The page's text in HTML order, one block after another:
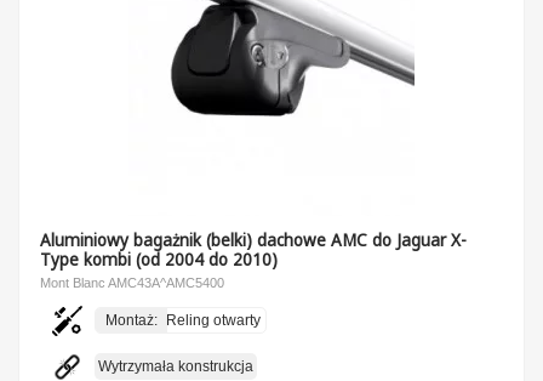
Aluminiowy bagażnik (belki) dachowe AMC do Jaguar X-
Type kombi (od 2004 do 2010)
Mont Blanc AMC43A^AMC5400
Montaż: Reling otwarty
Wytrzymała konstrukcja